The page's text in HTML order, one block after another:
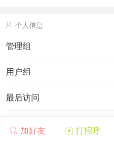
加好友 打招呼
个人信息
管理组
用户组
最后访问